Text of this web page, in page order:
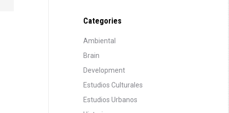
Categories
Ambiental
Brain
Development
Estudios Culturales
Estudios Urbanos